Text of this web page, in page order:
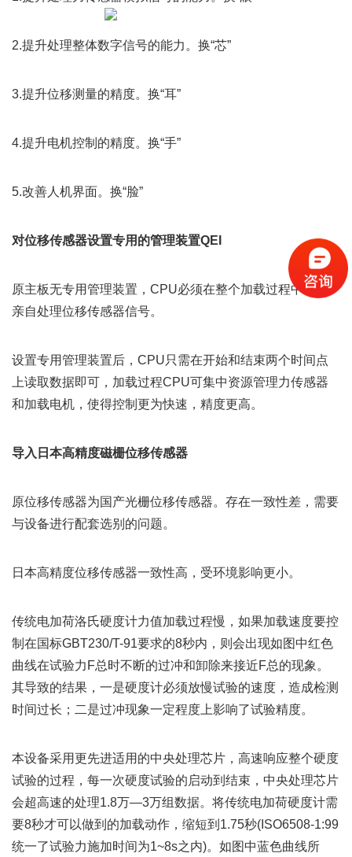
2.提升处理整体数字信号的能力。换“芯”
3.提升位移测量的精度。换“耳”
4.提升电机控制的精度。换“手”
5.改善人机界面。换“脸”
对位移传感器设置专用的管理装置QEI
原主板无专用管理装置，CPU必须在整个加载过程中不断
亲自处理位移传感器信号。
设置专用管理装置后，CPU只需在开始和结束两个时间点
上读取数据即可，加载过程CPU可集中资源管理力传感器
和加载电机，使得控制更为快速，精度更高。
导入日本高精度磁栅位移传感器
原位移传感器为国产光栅位移传感器。存在一致性差，需要
与设备进行配套选别的问题。
日本高精度位移传感器一致性高，受环境影响更小。
传统电加荷洛氏硬度计力值加载过程慢，如果加载速度要控
制在国标GBT230/T-91要求的8秒内，则会出现如图中红色
曲线在试验力F总时不断的过冲和卸除来接近F总的现象。
其导致的结果，一是硬度计必须放慢试验的速度，造成检测
时间过长；二是过冲现象一定程度上影响了试验精度。
本设备采用更先进适用的中央处理芯片，高速响应整个硬度
试验的过程，每一次硬度试验的启动到结束，中央处理芯片
会超高速的处理1.8万—3万组数据。将传统电加荷硬度计需
要8秒才可以做到的加载动作，缩短到1.75秒(ISO6508-1:99
统一了试验力施加时间为1~8s之内)。如图中蓝色曲线所